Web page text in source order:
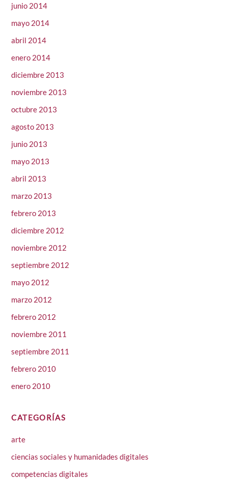
junio 2014
mayo 2014
abril 2014
enero 2014
diciembre 2013
noviembre 2013
octubre 2013
agosto 2013
junio 2013
mayo 2013
abril 2013
marzo 2013
febrero 2013
diciembre 2012
noviembre 2012
septiembre 2012
mayo 2012
marzo 2012
febrero 2012
noviembre 2011
septiembre 2011
febrero 2010
enero 2010
CATEGORÍAS
arte
ciencias sociales y humanidades digitales
competencias digitales